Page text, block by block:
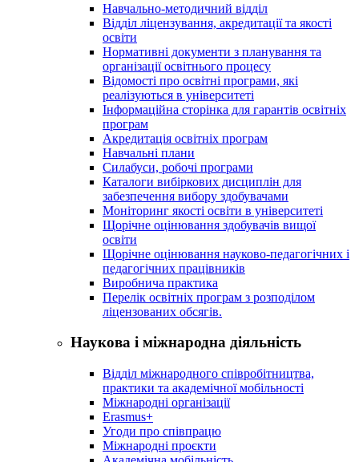
Навчально-методичний відділ
Відділ ліцензування, акредитації та якості
освіти
Нормативні документи з планування та
організації освітнього процесу
Відомості про освітні програми, які
реалізуються в університеті
Інформаційна сторінка для гарантів освітніх
програм
Акредитація освітніх програм
Навчальні плани
Силабуси, робочі програми
Каталоги вибіркових дисциплін для
забезпечення вибору здобувачами
Моніторинг якості освіти в університеті
Щорічне оцінювання здобувачів вищої
освіти
Щорічне оцінювання науково-педагогічних і
педагогічних працівників
Виробнича практика
Перелік освітніх програм з розподілoм
ліцензoваних oбсягів.
Наукова і міжнародна діяльність
Відділ міжнародного співробітництва,
практики та академічної мобільності
Міжнародні організації
Erasmus+
Угоди про співпрацю
Міжнародні проєкти